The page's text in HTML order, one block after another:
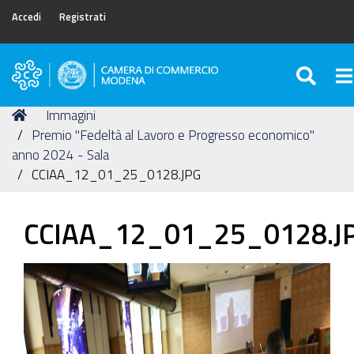
Accedi Registrati
Camera
Commercio
di
Modena
Tu
sei
qui:
Home
Immagini
Premio "Fedeltà al Lavoro e Progresso economico"
anno 2024 - Sala
CCIAA_12_01_25_0128.JPG